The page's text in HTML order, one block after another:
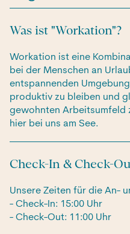
Was ist "Workation"?
Workation ist eine
bei der Menschen an
entspannenden
produktiv zu bleiben und
gewohnten Arbeitsumfeld
hier bei uns am See.
Check-In & Check-
Unsere Zeiten für die An-
- Check-In: 15:00 Uhr
- Check-Out: 11:00 Uhr